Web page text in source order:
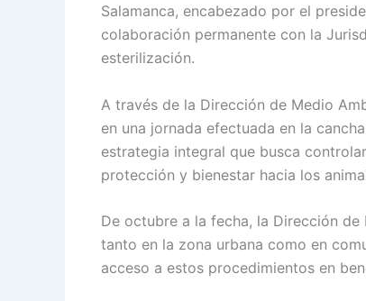
Salamanca, encabezado por el
colaboración permanente con la
esterilización.
A través de la Dirección de Medio
en una jornada efectuada en la
estrategia integral que busca
protección y bienestar hacia los
De octubre a la fecha, la Dirección
tanto en la zona urbana como en
acceso a estos procedimientos en